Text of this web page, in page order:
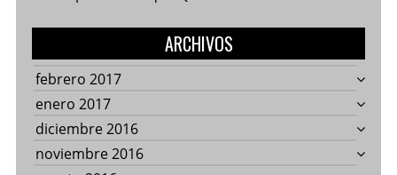
ARCHIVOS
febrero 2017
enero 2017
diciembre 2016
noviembre 2016